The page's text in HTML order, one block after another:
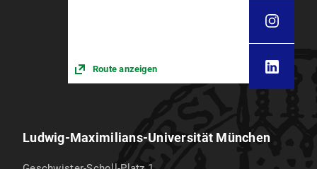
Route anzeigen
Ludwig-Maximilians-Universität München